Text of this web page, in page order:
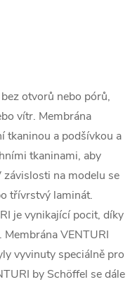
otvorů nebo pórů,
vítr. Membrána
tkaninou a podšívkou a
tkaninami, aby
na modelu se
třívrstvý laminát.
je vynikající pocit, díky
Membrána VENTURI
vyvinuty speciálně pro
by Schöffel se dále